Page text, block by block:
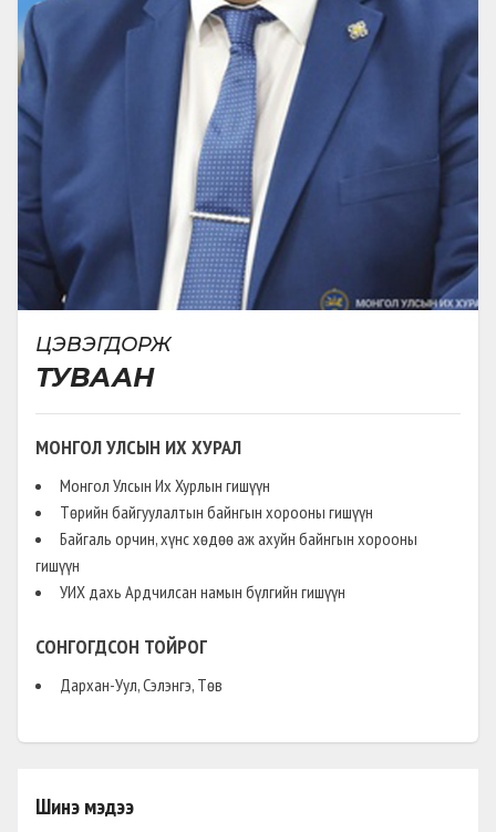
Нийгмийн даатгалын сангаас олгох
тэтгэвэр, тэтгэмжийн тухай
НЭМЭЛТ ӨӨРЧЛӨЛТ НЭГТГЭСЭН)
ӨРГӨН БАРЬСАН:
2020-12-23
Коронавируст халдвар /ковид19/-ын
цар тахлаас урьдчилан сэргийлэх,
тэмцэх, нийгэм, эдийн засагт үзүүлэх
сөрөг нөлөөллийг бууруулах тухай
ЦЭВЭГДОРЖ
ТУВААН
МОНГОЛ УЛСЫН ИХ ХУРАЛ
Монгол Улсын Их Хурлын гишүүн
Төрийн байгуулалтын байнгын хорооны гишүүн
Байгаль орчин, хүнс хөдөө аж ахуйн байнгын хорооны
гишүүн
УИХ дахь Ардчилсан намын бүлгийн гишүүн
СОНГОГДСОН ТОЙРОГ
Дархан-Уул, Сэлэнгэ, Төв
Шинэ мэдээ